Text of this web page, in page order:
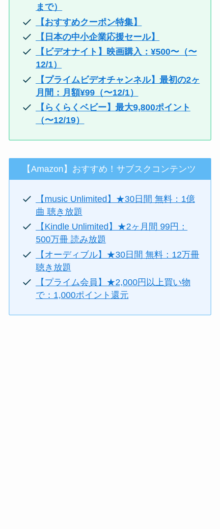
まで）
【おすすめクーポン特集】
【日本の中小企業応援セール】
【ビデオナイト】映画購入：¥500〜（〜
12/1）
【プライムビデオチャンネル】最初の2ヶ
月間：月額¥99（〜12/1）
【らくらくベビー】最大9,800ポイント
（〜12/19）
【Amazon】おすすめ！サブスクコンテンツ
【music Unlimited】★30日間 無料：1億
曲 聴き放題
【Kindle Unlimited】★2ヶ月間 99円：
500万冊 読み放題
【オーディブル】★30日間 無料：12万冊
聴き放題
【プライム会員】★2,000円以上買い物
で：1,000ポイント還元